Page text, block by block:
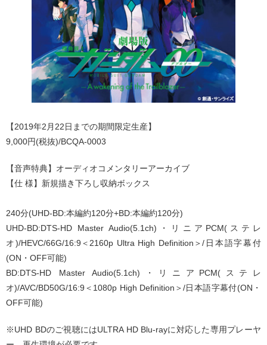
【2019年2月22日までの期間限定生産】
9,000円(税抜)/BCQA-0003
【音声特典】オーディオコメンタリーアーカイブ
【仕 様】新規描き下ろし収納ボックス
240分(UHD-BD:本編約120分+BD:本編約120分)
UHD-BD:DTS-HD Master Audio(5.1ch)・リニアPCM(ステレ
オ)/HEVC/66G/16:9＜2160p Ultra High Definition＞/日本語字幕付
(ON・OFF可能)
BD:DTS-HD Master Audio(5.1ch)・リニアPCM(ステレ
オ)/AVC/BD50G/16:9＜1080p High Definition＞/日本語字幕付(ON・
OFF可能)
※UHD BDのご視聴にはULTRA HD Blu-rayに対応した専用プレーヤ